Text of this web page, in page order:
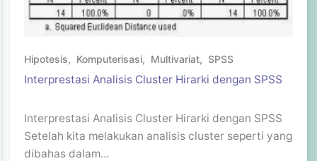
Hipotesis, Komputerisasi, Multivariat, SPSS
Interprestasi Analisis Cluster Hirarki dengan SPSS
Interprestasi Analisis Cluster Hirarki dengan SPSS
Setelah kita melakukan analisis cluster seperti yang
dibahas dalam…